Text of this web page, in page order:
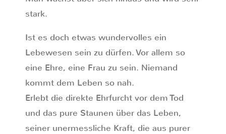
stark.
Ist es doch etwas wundervolles ein
Lebewesen sein zu dürfen. Vor allem so
eine Ehre, eine Frau zu sein. Niemand
kommt dem Leben so nah.
Erlebt die direkte Ehrfurcht vor dem Tod
und das pure Staunen über das Leben,
seiner unermessliche Kraft, die aus purer